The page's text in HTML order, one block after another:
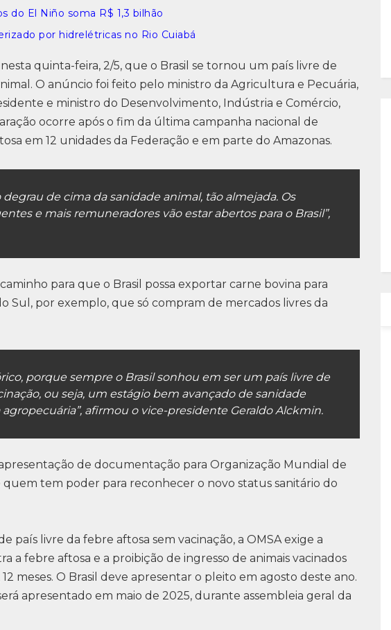
do El Niño soma R$ 1,3 bilhão
por hidrelétricas no Rio Cuiabá
quinta-feira, 2/5, que o Brasil se tornou um país livre de
O anúncio foi feito pelo ministro da Agricultura e Pecuária,
e ministro do Desenvolvimento, Indústria e Comércio,
ocorre após o fim da última campanha nacional de
em 12 unidades da Federação e em parte do Amazonas.
degrau de cima da sanidade animal, tão almejada. Os
e mais remuneradores vão estar abertos para o Brasil”,
para que o Brasil possa exportar carne bovina para
Sul, por exemplo, que só compram de mercados livres da
porque sempre o Brasil sonhou em ser um país livre de
ou seja, um estágio bem avançado de sanidade
afirmou o vice-presidente Geraldo Alckmin.
de documentação para Organização Mundial de
quem tem poder para reconhecer o novo status sanitário do
país livre da febre aftosa sem vacinação, a OMSA exige a
a febre aftosa e a proibição de ingresso de animais vacinados
meses. O Brasil deve apresentar o pleito em agosto deste ano.
apresentado em maio de 2025, durante assembleia geral da